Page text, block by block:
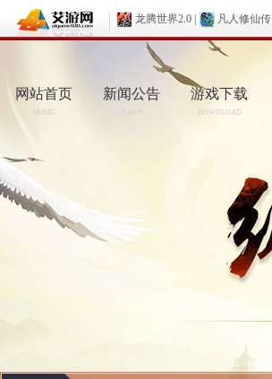
龙腾世界2.0 凡人修仙传
网站首页
HOME
新闻公告
NEWS
游戏下载
DOWNLOAD